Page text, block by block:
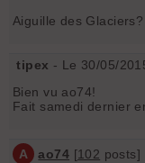
Aiguille des Glaciers?
tipex - Le 30/05/
Bien vu ao74!
Fait samedi dernier
A ao74 [102 posts]